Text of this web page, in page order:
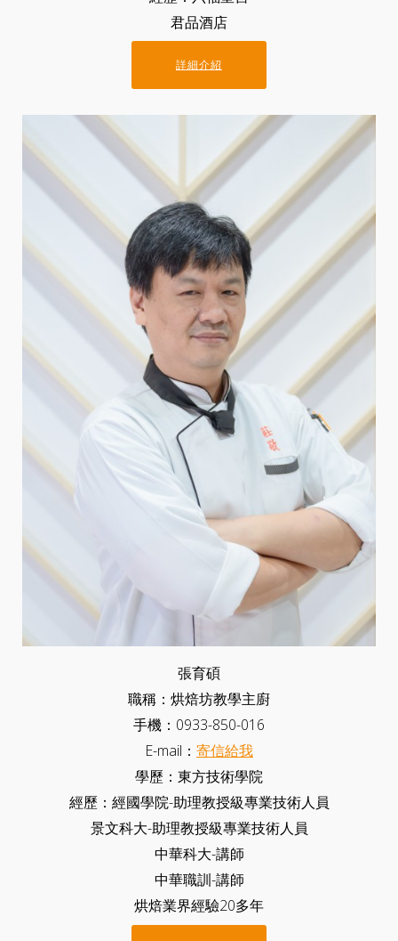
君品酒店
詳細介紹
張育碩
職稱：烘焙坊教學主廚
手機：0933-850-016
E-mail： 寄信給我
學歷：東方技術學院
經歷：經國學院-助理教授級專業技術人員
景文科大-助理教授級專業技術人員
中華科大-講師
中華職訓-講師
烘焙業界經驗20多年